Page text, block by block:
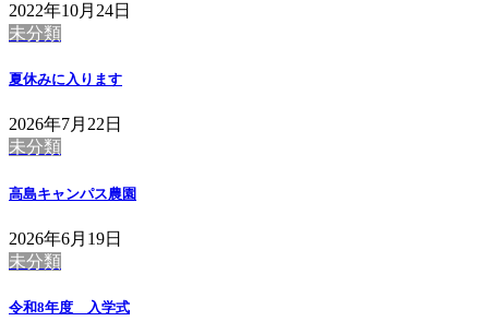
2022年10月24日
未分類
夏休みに入ります
2026年7月22日
未分類
高島キャンパス農園
2026年6月19日
未分類
令和8年度 入学式